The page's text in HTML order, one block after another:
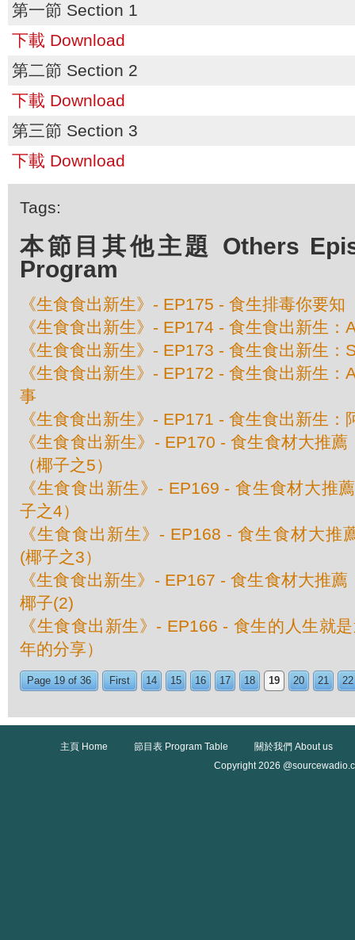
第一節 Section 1
下載 Download
第二節 Section 2
下載 Download
第三節 Section 3
下載 Download
Tags:
本節目其他主題 Others
Program
《生食食出新生》- EP175 - 食生排毒你要知
《生食食出新生》- EP174 - 食生食出新生：
《生食食出新生》- EP173 - 食生食出新生
《生食食出新生》- EP172 - 食生食出新生
事
《生食食出新生》- EP171 - 食生食出新生：
《生食食出新生》- EP170 - 食生食材大推
（椰子之5）
《生食食出新生》- EP169 - 食生食材大推
子之4）
《生食食出新生》- EP168 - 食生食材大推
(椰子之3）
《生食食出新生》- EP167 - 食生食材大推
椰子(2)
《生食食出新生》- EP166 - 食生的人生就
年的分享）
Page 19 of 36 First 14 15 16 17 18 19 20 21 22
主頁 Home 節目表 Program Table
關於我們 About us
Copyright 2026